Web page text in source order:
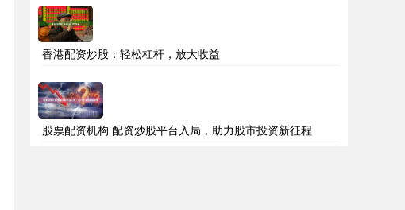
香港配资炒股：轻松杠杆，放大收益
股票配资机构 配资炒股平台入局，助力股市投资新征程